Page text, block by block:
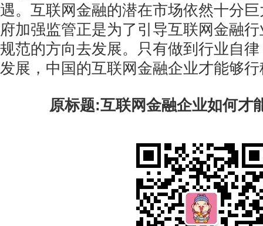
遇。互联网金融的潜在市场依然十分
府加强监管正是为了引导互联网金融
规范的方向去发展。只有做到行业自
发展，中国的互联网金融企业才能够
原标题:互联网金融企业如何才